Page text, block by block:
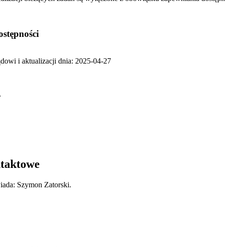
i aktualizacji dnia: 2025-04-27
Szymon Zatorski.